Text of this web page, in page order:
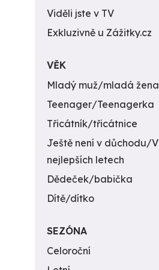
Viděli jste v TV
Exkluzivně u Zážitky.cz
VĚK
Mladý muž/mladá žena
Teenager/Teenagerka
Třicátník/třicátnice
Ještě není v důchodu/V
nejlepších letech
Dědeček/babička
Dítě/dítko
SEZÓNA
Celoroční